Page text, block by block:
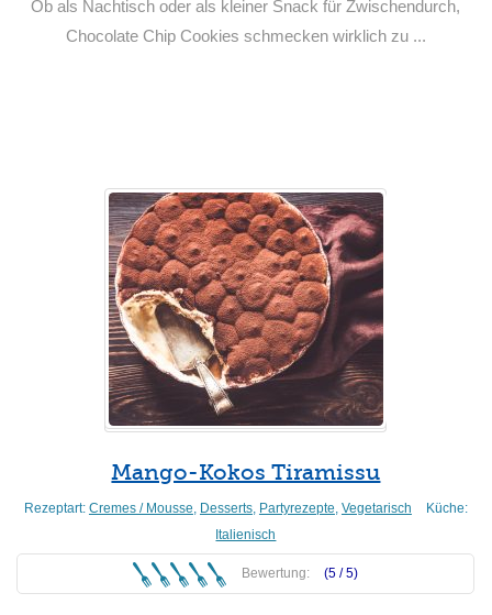
Ob als Nachtisch oder als kleiner Snack für Zwischendurch,
Chocolate Chip Cookies schmecken wirklich zu ...
Mango-Kokos Tiramissu
Rezeptart: Cremes / Mousse, Desserts, Partyrezepte, Vegetarisch
Küche:
Italienisch
Bewertung: (5 /5)